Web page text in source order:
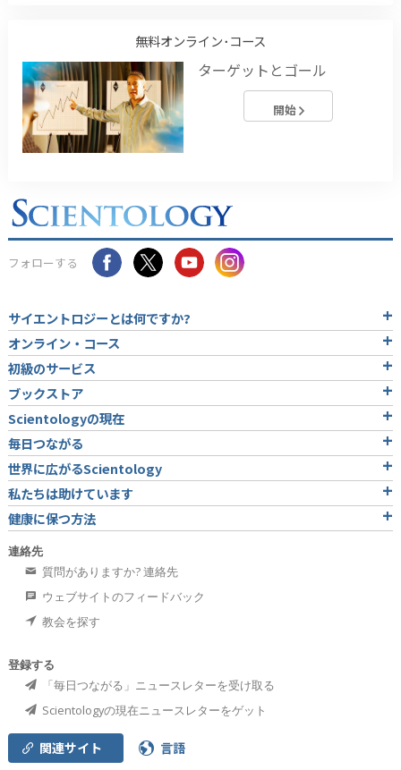
無料オンライン･コース
ターゲットとゴール
開始
フォローする
サイエントロジーとは何ですか?
オンライン・コース
初級のサービス
ブックストア
Scientologyの現在
毎日つながる
世界に広がるScientology
私たちは助けています
健康に保つ方法
連絡先
質問がありますか? 連絡先
ウェブサイトのフィードバック
教会を探す
登録する
「毎日つながる」ニュースレターを受け取る
Scientologyの現在ニュースレターをゲット
関連サイト 言語